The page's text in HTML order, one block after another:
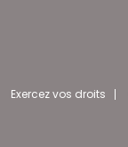
Exercez vos droits